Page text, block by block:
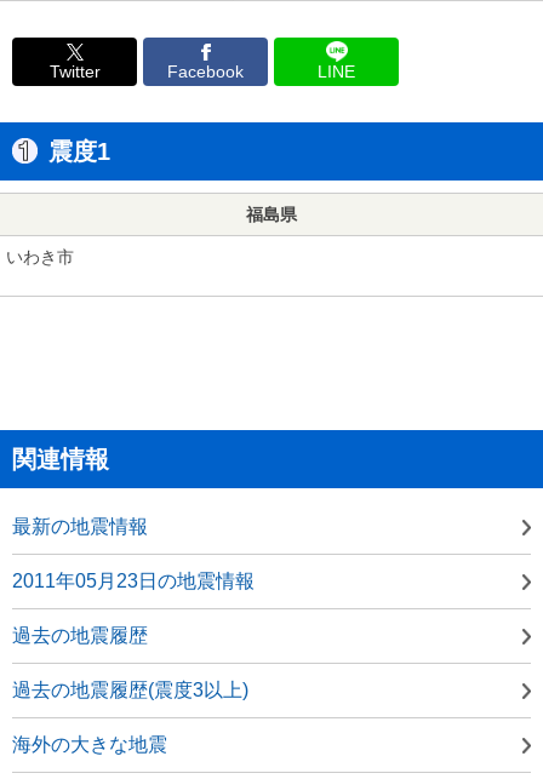
Twitter Facebook LINE
震度1
福島県
いわき市
関連情報
最新の地震情報
2011年05月23日の地震情報
過去の地震履歴
過去の地震履歴(震度3以上)
海外の大きな地震